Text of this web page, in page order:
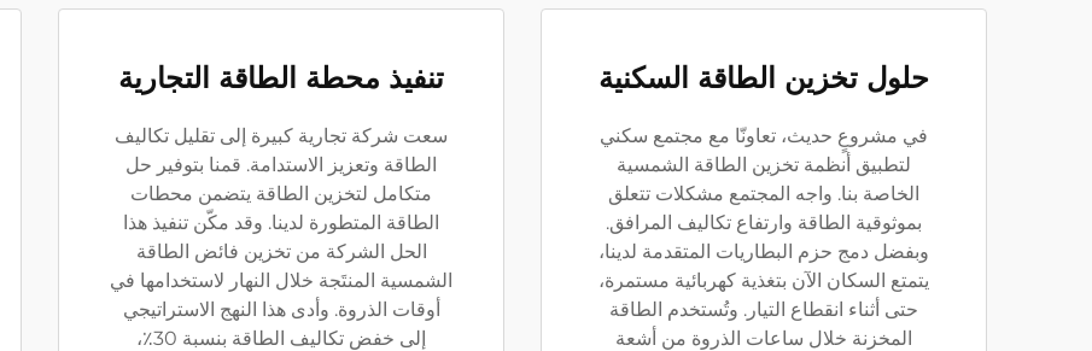
حلول تخزين الطاقة السكنية
في مشروعٍ حديث، تعاونّا مع مجتمع سكني
لتطبيق أنظمة تخزين الطاقة الشمسية
الخاصة بنا. واجه المجتمع مشكلات تتعلق
بموثوقية الطاقة وارتفاع تكاليف المرافق.
وبفضل دمج حزم البطاريات المتقدمة لدينا،
يتمتع السكان الآن بتغذية كهربائية مستمرة،
حتى أثناء انقطاع التيار. وتُستخدم الطاقة
المخزنة خلال ساعات الذروة من أشعة
تنفيذ محطة الطاقة التجارية
سعت شركة تجارية كبيرة إلى تقليل تكاليف
الطاقة وتعزيز الاستدامة. قمنا بتوفير حل
متكامل لتخزين الطاقة يتضمن محطات
الطاقة المتطورة لدينا. وقد مكّن تنفيذ هذا
الحل الشركة من تخزين فائض الطاقة
الشمسية المنتَجة خلال النهار لاستخدامها في
أوقات الذروة. وأدى هذا النهج الاستراتيجي
إلى خفض تكاليف الطاقة بنسبة 30٪،